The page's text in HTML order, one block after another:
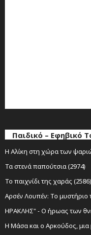
Παιδικό – Εφηβικό
Η Αλίκη στη χώρα των
Τα στενά παπούτσια (2974)
Το παιχνίδι της χαράς (2586)
Αρσέν Λουπέν: Το μυστήριο
ΗΡΑΚΛΗΣ" - Ο ήρωας των
Η Μάσα και ο Αρκούδος, μια